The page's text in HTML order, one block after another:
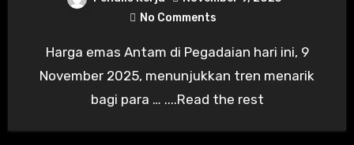
No Comments
Harga emas Antam di Pegadaian hari ini, 9
November 2025, menunjukkan tren menarik
bagi para … ....Read the rest